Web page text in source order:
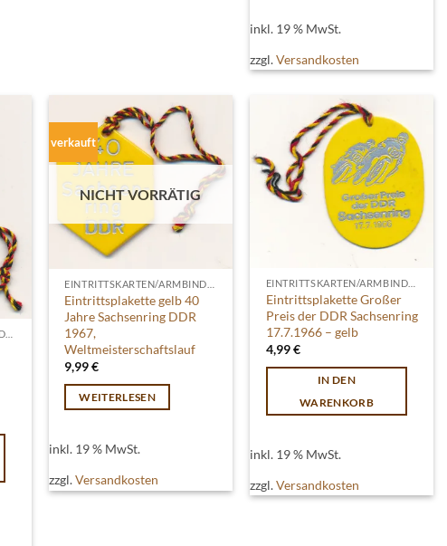
inkl. 19 % MwSt.
zzgl.Versandkosten
verkauft
NICHT VORRÄTIG
Eintrittsplakette gelb 40
Jahre Sachsenring DDR
1967,
Weltmeisterschaftslauf
9,99€
WEITERLESEN
inkl. 19 % MwSt.
zzgl.Versandkosten
Eintrittsplakette Großer
Preis der DDR Sachsenring
17.7.1966 – gelb
4,99€
IN DEN
WARENKORB
inkl. 19 % MwSt.
zzgl.Versandkosten